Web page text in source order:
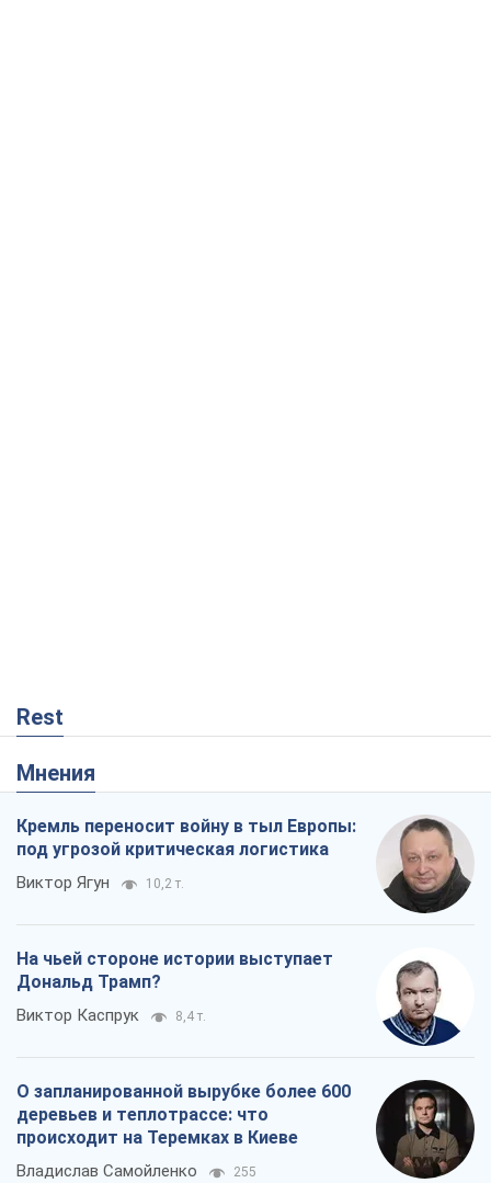
Rest
Мнения
Кремль переносит войну в тыл Европы:
под угрозой критическая логистика
Виктор Ягун 10,2 т.
На чьей стороне истории выступает
Дональд Трамп?
Виктор Каспрук 8,4 т.
О запланированной вырубке более 600
деревьев и теплотрассе: что
происходит на Теремках в Киеве
Владислав Самойленко 255